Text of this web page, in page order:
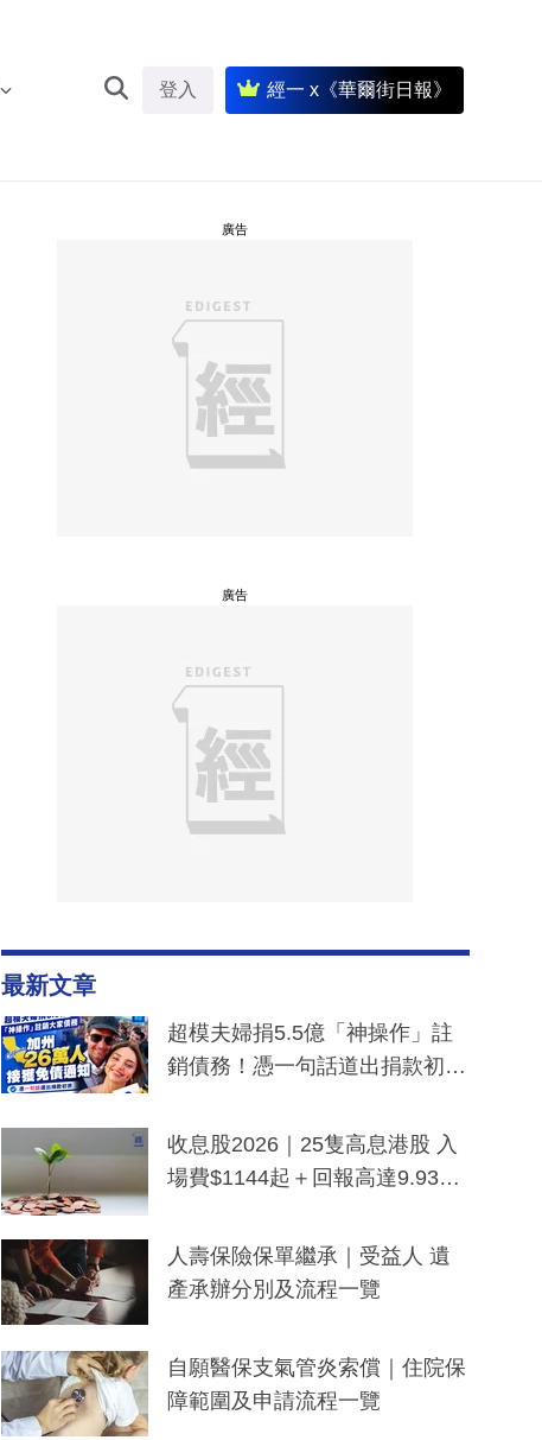
登入 經一 x《華爾街日報》
廣告
廣告
最新文章
超模夫婦捐5.5億「神操作」註
銷債務！憑一句話道出捐款初
一度被誤當詐騙手段
收息股2026｜25隻高息港股 入
場費$1144起＋回報高達9.93
人壽保險保單繼承｜受益人 遺
產承辦分別及流程一覽
自願醫保支氣管炎索償｜住院保
障範圍及申請流程一覽